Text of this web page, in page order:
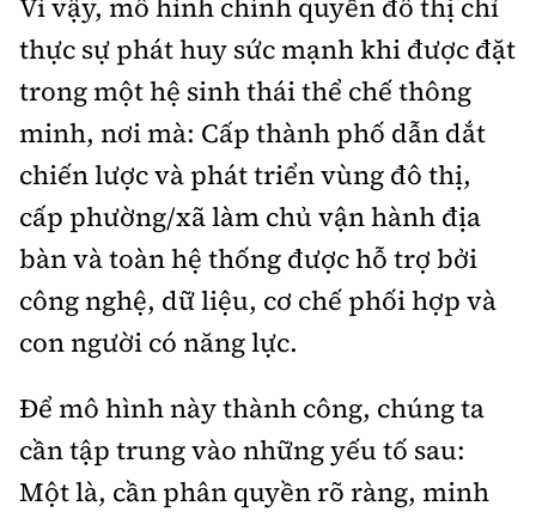
Vì vậy, mô hình chính quyền đô thị chỉ
thực sự phát huy sức mạnh khi được đặt
trong một hệ sinh thái thể chế thông
minh, nơi mà: Cấp thành phố dẫn dắt
chiến lược và phát triển vùng đô thị,
cấp phường/xã làm chủ vận hành địa
bàn và toàn hệ thống được hỗ trợ bởi
công nghệ, dữ liệu, cơ chế phối hợp và
con người có năng lực.
Để mô hình này thành công, chúng ta
cần tập trung vào những yếu tố sau:
Một là, cần phân quyền rõ ràng, minh